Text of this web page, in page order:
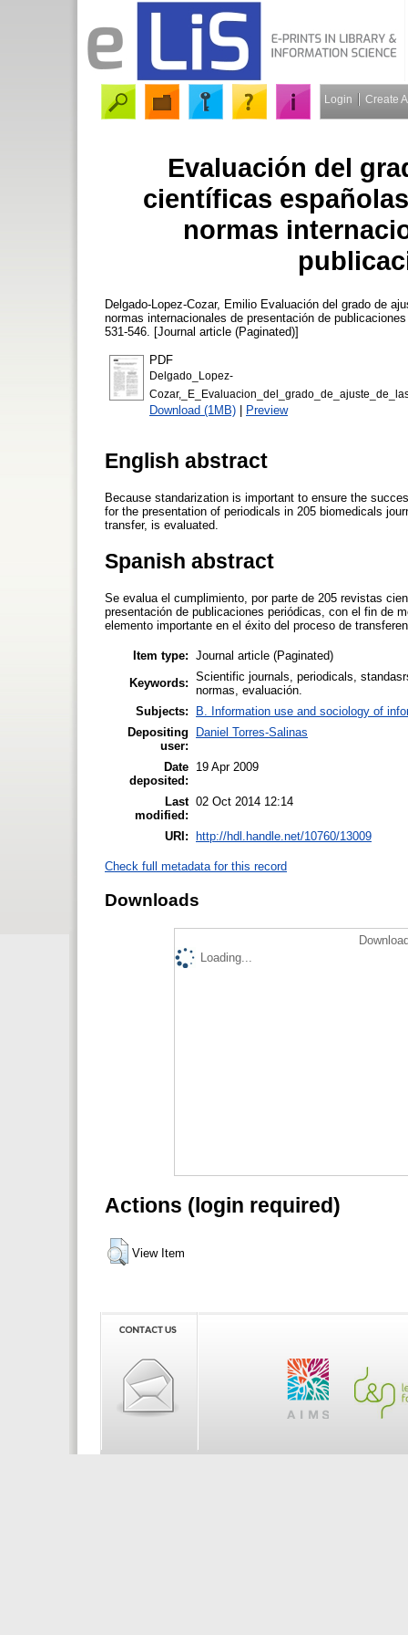
Login Create
Evaluación del
científicas
normas
Delgado-Lopez-Cozar, Emilio Evaluación del grado de
normas internacionales de presentación de
531-546. [Journal article (Paginated)]
PDF
Delgado_Lopez-
Download (1MB) | Preview
English abstract
Because standarization is important to ensure the
for the presentation of periodicals in 205 biomedicals
transfer, is evaluated.
Spanish abstract
Se evalua el cumplimiento, por parte de 205 revistas
presentación de publicaciones periódicas, con el fin de
elemento importante en el éxito del proceso de
Item type: Journal article (Paginated)
Keywords: Scientific journals, periodicals,
normas, evaluación.
Subjects:
B. Information use and sociology of
Depositing
user:
Daniel Torres-Salinas
Date
deposited:
19 Apr 2009
Last
modified:
02 Oct 2014 12:14
URI: http://hdl.handle.net/10760/13009
Check full metadata for this record
Downloads
Loading...
Actions (login required)
View Item